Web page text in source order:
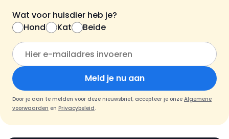
Wat voor huisdier heb je?
Hond
Kat Beide
Meld je nu aan
Door je aan te melden voor deze nieuwsbrief, accepteer je onze Algemene
voorwaarden en Privacybeleid.